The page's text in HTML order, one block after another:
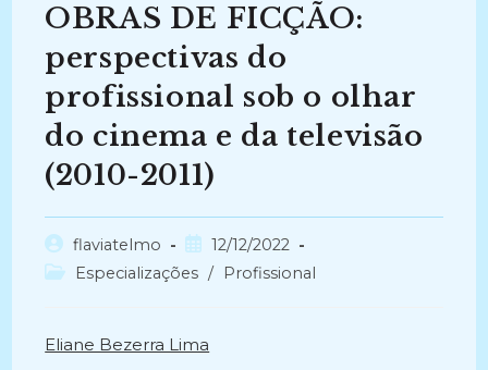
OBRAS DE FICÇÃO:
perspectivas do
profissional sob o olhar
do cinema e da televisão
(2010-2011)
Autor
do
flaviatelmo
Post
publicado:
12/12/2022
Categoria
Especializações / Profissional
Eliane Bezerra Lima